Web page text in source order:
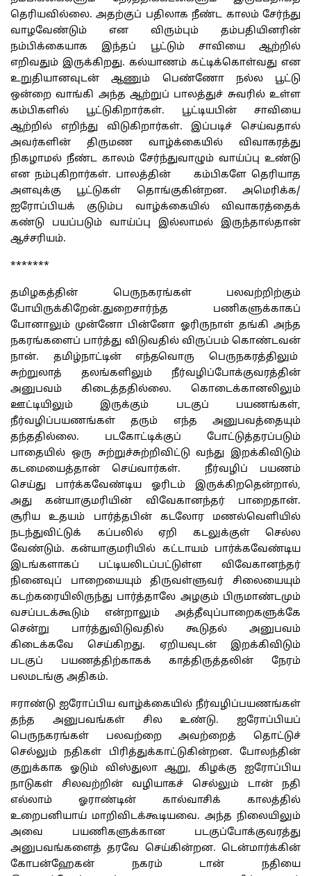
தெரியவில்லை. அதற்குப் பதிலாக நீண்ட காலம் சேர்ந்து
வாழவேண்டும் என விரும்பும் தம்பதியினரின்
நம்பிக்கையாக இந்தப் பூட்டும் சாவியை ஆற்றில்
எறிவதும் இருக்கிறது. கல்யாணம் கட்டிக்கொள்வது என
உறுதியானவுடன் ஆணும் பெண்ணோ நல்ல பூட்டு
ஒன்றை வாங்கி அந்த ஆற்றுப் பாலத்துச் சுவரில் உள்ள
கம்பிகளில் பூட்டுகிறார்கள். பூட்டியபின் சாவியை
ஆற்றில் எறிந்து விடுகிறார்கள். இப்படிச் செய்வதால்
அவர்களின் திருமண வாழ்க்கையில் விவாகரத்து
நிகழாமல் நீண்ட காலம் சேர்ந்துவாழும் வாய்ப்பு உண்டு
என நம்புகிறார்கள். பாலத்தின் கம்பிகளே தெரியாத
அளவுக்கு பூட்டுகள் தொங்குகின்றன. அமெரிக்க/
ஐரோப்பியக் குடும்ப வாழ்க்கையில் விவாகரத்தைக்
கண்டு பயப்படும் வாய்ப்பு இல்லாமல் இருந்தால்தான்
ஆச்சரியம்.
*******
தமிழகத்தின் பெருநகரங்கள் பலவற்றிற்கும்
போயிருக்கிறேன்.துறைசார்ந்த பணிகளுக்காகப்
போனாலும் முன்னோ பின்னோ ஓரிருநாள் தங்கி அந்த
நகரங்களைப் பார்த்து விடுவதில் விருப்பம் கொண்டவன்
நான். தமிழ்நாட்டின் எந்தவொரு பெருநகரத்திலும்
சுற்றுலாத் தலங்களிலும் நீர்வழிப்போக்குவரத்தின்
அனுபவம் கிடைத்ததில்லை. கொடைக்கானலிலும்
ஊட்டியிலும் இருக்கும் படகுப் பயணங்கள்,
நீர்வழிப்பயணங்கள் தரும் எந்த அனுபவத்தையும்
தந்ததில்லை. படகோட்டிக்குப் போட்டுத்தரப்படும்
பாதையில் ஒரு சுற்றுச்சுற்றிவிட்டு வந்து இறக்கிவிடும்
கடமையைத்தான் செய்வார்கள். நீர்வழிப் பயணம்
செய்து பார்க்கவேண்டிய ஓரிடம் இருக்கிறதென்றால்,
அது கன்யாகுமரியின் விவேகானந்தர் பாறைதான்.
சூரிய உதயம் பார்த்தபின் கடலோர மணல்வெளியில்
நடந்துவிட்டுக் கப்பலில் ஏறி கடலுக்குள் செல்ல
வேண்டும். கன்யாகுமரியில் கட்டாயம் பார்க்கவேண்டிய
இடங்களாகப் பட்டியலிடப்பட்டுள்ள விவேகானந்தர்
நினைவுப் பாறையையும் திருவள்ளுவர் சிலையையும்
கடற்கரையிலிருந்து பார்த்தாலே அழகும் பிருமாண்டமும்
வசப்படக்கூடும் என்றாலும் அத்தீவுப்பாறைகளுக்கே
சென்று பார்த்துவிடுவதில் கூடுதல் அனுபவம்
கிடைக்கவே செய்கிறது. ஏறியவுடன் இறக்கிவிடும்
படகுப் பயணத்திற்காகக் காத்திருத்தலின் நேரம்
பலமடங்கு அதிகம்.
ஈராண்டு ஐரோப்பிய வாழ்க்கையில் நீர்வழிப்பயணங்கள்
தந்த அனுபவங்கள் சில உண்டு. ஐரோப்பியப்
பெருநகரங்கள் பலவற்றை அவற்றைத் தொட்டுச்
செல்லும் நதிகள் பிரித்துக்காட்டுகின்றன. போலந்தின்
குறுக்காக ஓடும் விஸ்துலா ஆறு, கிழக்கு ஐரோப்பிய
நாடுகள் சிலவற்றின் வழியாகச் செல்லும் டான் நதி
எல்லாம் ஓராண்டின் கால்வாசிக் காலத்தில்
உறைபனியாய் மாறிவிடக்கூடியவை. அந்த நிலையிலும்
அவை பயணிகளுக்கான படகுப்போக்குவரத்து
அனுபவங்களைத் தரவே செய்கின்றன. டென்மார்க்கின்
கோபன்ஹேகன் நகரம் டான் நதியை